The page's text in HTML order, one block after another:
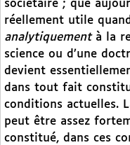
sociétaire ; que
réellement utile
analytiquementà la
science ou d’une
devient
dans tout fait
conditions actuelles.
peut être assez
constitué, dans ces